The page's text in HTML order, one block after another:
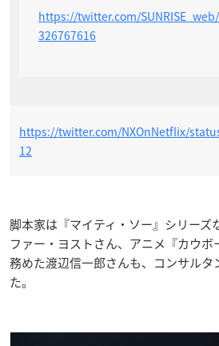
https://twitter.com/
326767616
https://twitter.com/NXOnNetflix/
12
脚本家は『マイティ・ソー』シリーズ
ファー・ヨストさん、アニメ『カウ
務めた渡辺信一郎さんも、コンサルタ
た。